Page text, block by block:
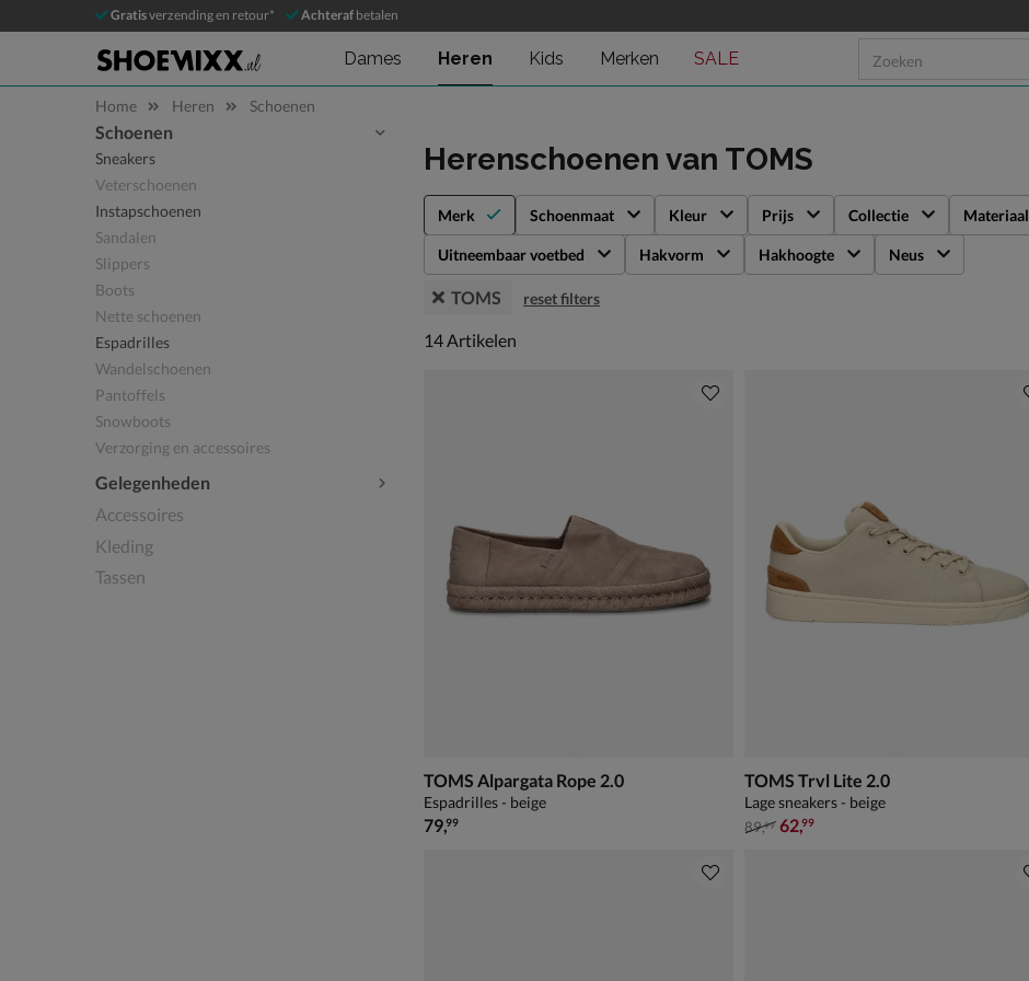
Gratisverzending en retour* Achteraf betalen
Dames Heren Kids Merken SALE
Home Heren Schoenen
Sla categorieën over
Schoenen
Sneakers
Veterschoenen
Instapschoenen
Sandalen
Slippers
Boots
Nette schoenen
Espadrilles
Wandelschoenen
Pantoffels
Snowboots
Verzorging en accessoires
Gelegenheden
Accessoires
Kleding
Tassen
Herenschoenen van TOMS
Merk Schoenmaat Kleur Prijs Collectie Materiaal
Uitneembaar voetbed Hakvorm Hakhoogte Neus
TOMS reset filters
14 artikelen
14Artikelen
TOMS Alpargata Rope 2.0
Espadrilles - beige
€ 79,99
79,99
TOMS Trvl Lite 2.0
Lage sneakers - beige
van € 89,99 voor € 62,99
89,99 62,99